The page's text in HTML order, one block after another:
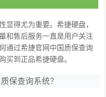
显得尤为重要。希捷硬盘，
和售后服务一直是用户关注
通过希捷官网中国质保查询
买到正品希捷硬盘。
保查询系统？